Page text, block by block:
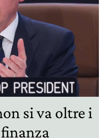
si va oltre i